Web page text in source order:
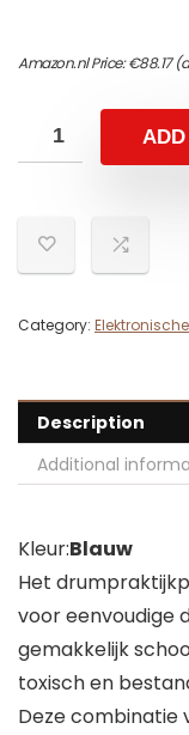
Amazon.nl Price:€88.17
Category:
Description
Additional
Kleur:Blauw
Het
voor eenvoudige
gemakkelijk
toxisch en
Deze combinatie